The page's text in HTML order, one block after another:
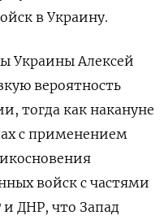
в Украину.
Украины Алексей
вероятность
тогда как накануне
с применением
войск с частями
ДНР, что Запад